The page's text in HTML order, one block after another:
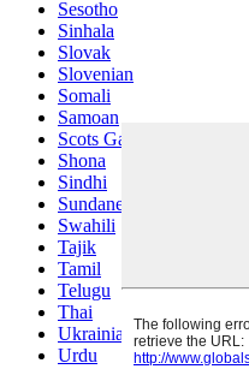
Sesotho
Sinhala
Slovak
Slovenian
Somali
Samoan
Scots Gaelic
Shona
Sindhi
Sundanese
Swahili
Tajik
Tamil
Telugu
Thai
Ukrainian
Urdu